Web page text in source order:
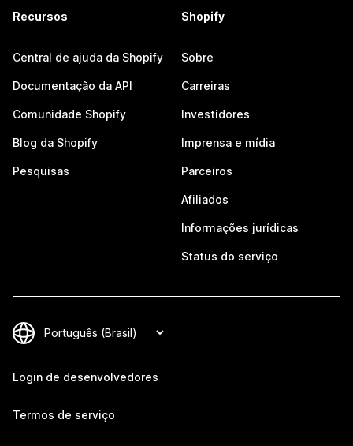
Recursos
Central de ajuda da Shopify
Documentação da API
Comunidade Shopify
Blog da Shopify
Pesquisas
Shopify
Sobre
Carreiras
Investidores
Imprensa e mídia
Parceiros
Afiliados
Informações jurídicas
Status do serviço
Login de desenvolvedores
Termos de serviço